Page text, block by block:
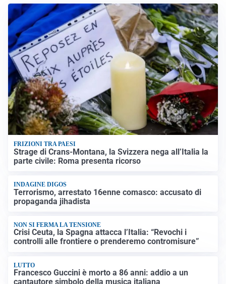
FRIZIONI TRA PAESI
Strage di Crans-Montana, la Svizzera nega all’Italia la
parte civile: Roma presenta ricorso
INDAGINE DIGOS
Terrorismo, arrestato 16enne comasco: accusato di
propaganda jihadista
NON SI FERMA LA TENSIONE
Crisi Ceuta, la Spagna attacca l’Italia: “Revochi i
controlli alle frontiere o prenderemo contromisure”
LUTTO
Francesco Guccini è morto a 86 anni: addio a un
cantautore simbolo della musica italiana